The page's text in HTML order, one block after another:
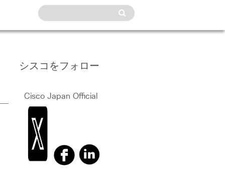
シスコをフォロー
Cisco Japan Official